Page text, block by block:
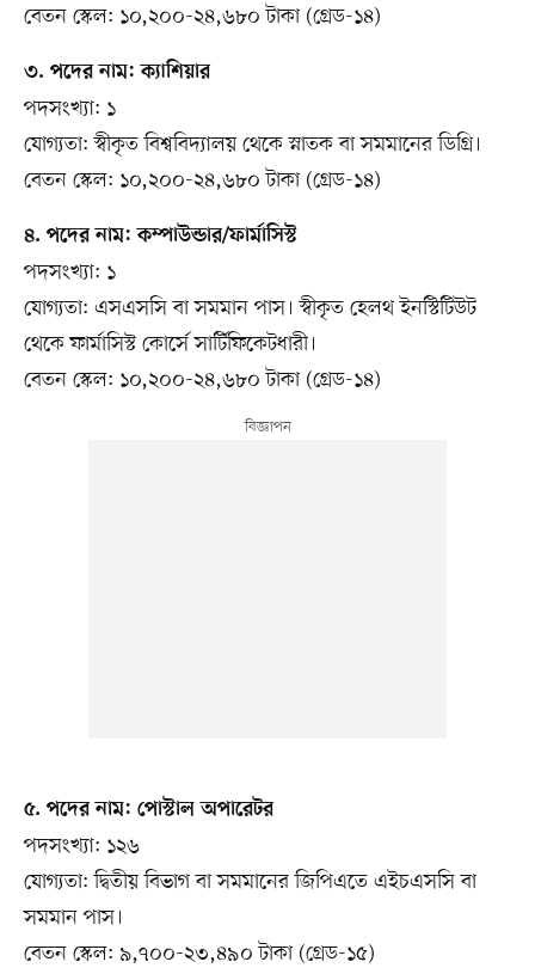
বেতন স্কেল: ১০,২০০-২৪,৬৮০ টাকা (গ্রেড-১৪)
৩. পদের নাম: ক্যাশিয়ার
পদসংখ্যা: ১
যোগ্যতা: স্বীকৃত বিশ্ববিদ্যালয় থেকে স্নাতক বা সমমানের ডিগ্রি।
বেতন স্কেল: ১০,২০০-২৪,৬৮০ টাকা (গ্রেড-১৪)
৪. পদের নাম: কম্পাউন্ডার/ফার্মাসিস্ট
পদসংখ্যা: ১
যোগ্যতা: এসএসসি বা সমমান পাস। স্বীকৃত হেলথ ইনস্টিটিউট
থেকে ফার্মাসিস্ট কোর্সে সার্টিফিকেটধারী।
বেতন স্কেল: ১০,২০০-২৪,৬৮০ টাকা (গ্রেড-১৪)
৫. পদের নাম: পোস্টাল অপারেটর
পদসংখ্যা: ১২৬
যোগ্যতা: দ্বিতীয় বিভাগ বা সমমানের জিপিএতে এইচএসসি বা
সমমান পাস।
বেতন স্কেল: ৯,৭০০-২৩,৪৯০ টাকা (গ্রেড-১৫)